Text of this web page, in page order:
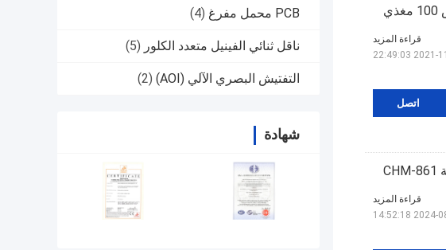
PCB محمل مفرغ (4)
ناقل ثنائي الفينيل متعدد الكلور (5)
التفتيش البصري الآلي (AOI) (2)
شهادة
اتصل
قراءة المزيد
2021-11-16
قراءة المزيد
2024-08-20